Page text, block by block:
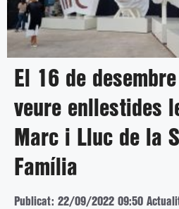
El 16 de
veure enllestides
Marc i Lluc de la
Família
Publicat: 22/09/2022 09:50